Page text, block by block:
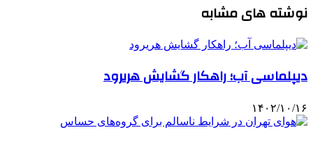
نوشته های مشابه
دیپلماسی آب؛ راهکار گشایش هریرود
۱۴۰۲/۱۰/۱۶